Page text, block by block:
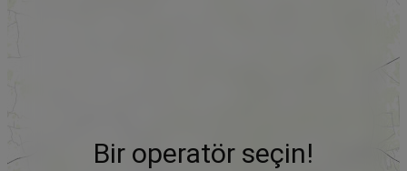
Bir operatör seçin!